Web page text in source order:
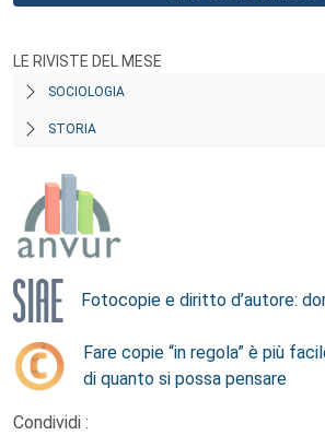
LE RIVISTE DEL MESE
SOCIOLOGIA
STORIA
Fotocopie e diritto d’autore:
Fare copie “in regola” è più
di quanto si possa pensare
Condividi :